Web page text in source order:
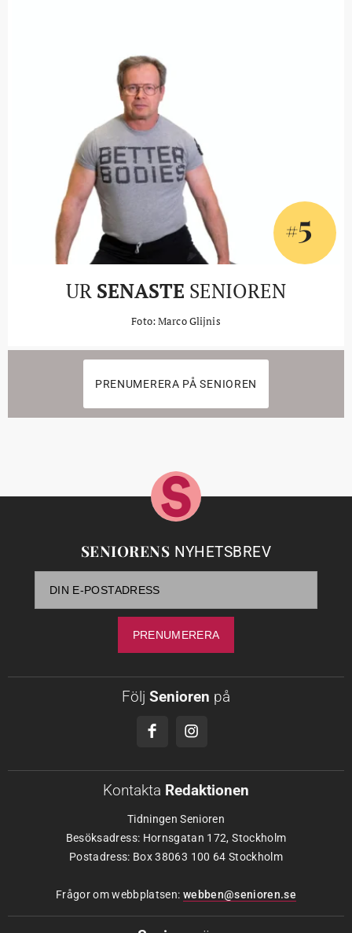
#5
UR SENASTE SENIOREN
Foto: Marco Glijnis
PRENUMERERA PÅ SENIOREN
SENIORENS NYHETSBREV
Följ Senioren på
Kontakta Redaktionen
Tidningen Senioren
Besöksadress: Hornsgatan 172, Stockholm
Postadress: Box 38063 100 64 Stockholm
Frågor om webbplatsen: webben@senioren.se